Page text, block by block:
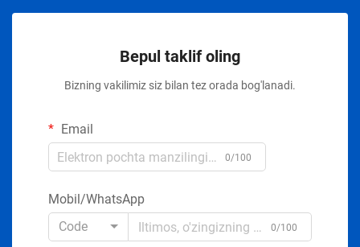
Bepul taklif oling
Bizning vakilimiz siz bilan tez orada bog'lanadi.
Email
0/100
Mobil/WhatsApp
Code
0/100